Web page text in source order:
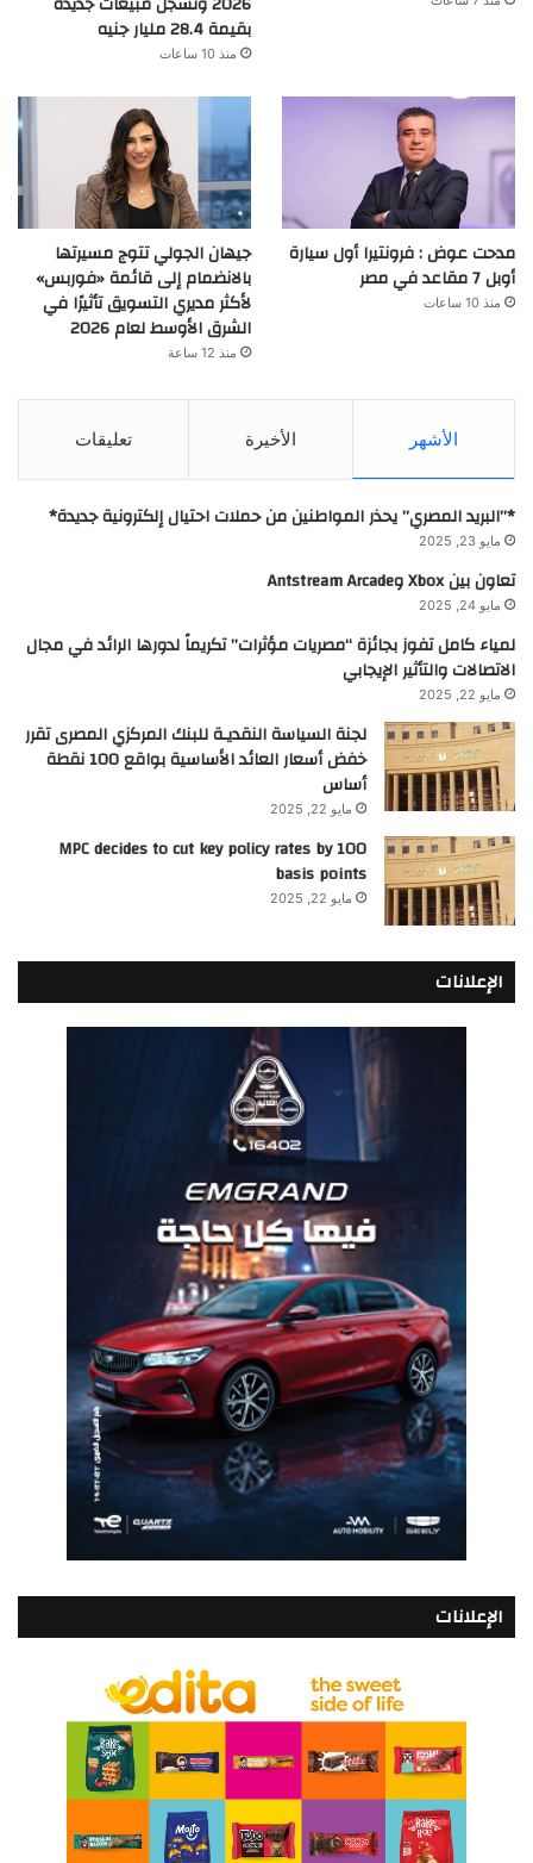
بقيمة 28.4 مليار جنيه
منذ 10 ساعات
مدحت عوض : فرونتيرا أول سيارة
أوبل 7 مقاعد في مصر
منذ 10 ساعات
جيهان الجولي تتوج مسيرتها
بالانضمام إلى قائمة «فوربس»
لأكثر مديري التسويق تأثيرًا في
الشرق الأوسط لعام 2026
منذ 12 ساعة
الأشهر الأخيرة تعليقات
*”البريد المصري” يحذر المواطنين من حملات احتيال إلكترونية جديدة*
مايو 23, 2025
تعاون بين Xbox وAntstream Arcade
مايو 24, 2025
لمياء كامل تفوز بجائزة “مصريات مؤثرات” تكريماً لدورها الرائد في مجال
الاتصالات والتأثير الإيجابي
مايو 22, 2025
لجنة السياسة النقديـة للبنك المركزي المصرى تقرر
خفض أسعار العائد الأساسية بواقع 100 نقطة
أساس
مايو 22, 2025
MPC decides to cut key policy rates by 100
basis points
مايو 22, 2025
الإعلانات
الإعلانات